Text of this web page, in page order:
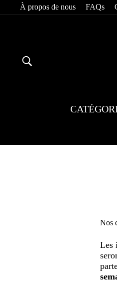
au
À propos de nous FAQs
Nos
Les